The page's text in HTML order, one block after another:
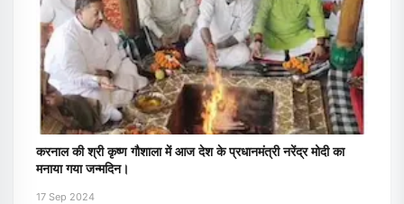
करनाल की श्री कृष्ण गौशाला में आज देश के प्रधानमंत्री नरेंद्र मोदी का
मनाया गया जन्मदिन।
17 Sep 2024